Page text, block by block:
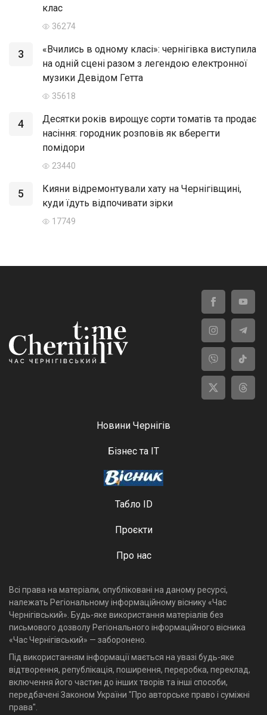
клас
36274
3
«Вчились в одному класі»: чернігівка виступила
на одній сцені разом з легендою електронної
музики Девідом Гетта
35618
4
Десятки років вирощує сорти томатів та продає
насіння: городник розповів як вберегти
помідори
23440
5
Кияни відремонтували хату на Чернігівщині,
куди їдуть відпочивати зірки
17749
Новини Чернігів
Бізнес та ІТ
Табло ID
Проєкти
Про нас
Всі права на матеріали, опубліковані на даному ресурсі,
належать Регіональному інформаційному віснику «Час
Чернігівський». Будь-яке використання матеріалів без
письмового дозволу Регіонального інформаційного вісника
«Час Чернігівський» — заборонено.
Під використанням інформації мається на увазі будь-яке
відтворення, републікація, поширення, переробка, переклад,
включення його частин до інших творів та інші способи,
передбачені Законом України "Про авторське право і суміжні
права".